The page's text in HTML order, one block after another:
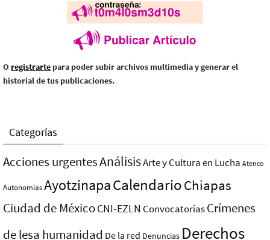
O registrarte para poder subir archivos multimedia y generar el
historial de tus publicaciones.
Categorías
Acciones urgentesAnálisisArte y Cultura en Lucha Atenco
AutonomíasAyotzinapaCalendarioChiapas
Ciudad de MéxicoCNI-EZLN ConvocatoriasCrímenes
de lesa humanidad De la red Denuncias Derechos